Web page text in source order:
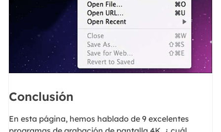
Conclusión
En esta página, hemos hablado de 9 excelentes